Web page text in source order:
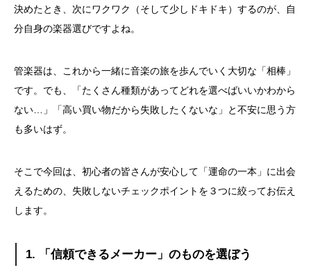
決めたとき、次にワクワク（そして少しドキドキ）するのが、自
分自身の楽器選びですよね。
管楽器は、これから一緒に音楽の旅を歩んでいく大切な「相棒」
です。でも、「たくさん種類があってどれを選べばいいかわから
ない
」「高い買い物だから失敗したくないな」と不安に思う方
も多いはず。
そこで今回は、初心者の皆さんが安心して「運命の一本」に出会
えるための、失敗しないチェックポイントを３つに絞ってお伝え
します。
1. 「信頼できるメーカー」のものを選ぼう